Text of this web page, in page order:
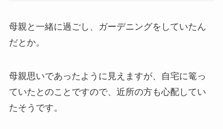
母親と一緒に過ごし、ガーデニングをしていたん
だとか。
母親思いであったように見えますが、自宅に篭っ
ていたとのことですので、近所の方も心配してい
たそうです。